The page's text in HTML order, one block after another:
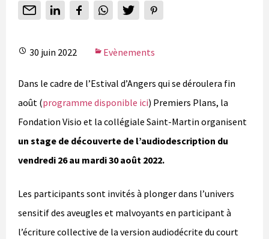
30 juin 2022 Evènements
Dans le cadre de l’Estival d’Angers qui se déroulera fin
août (programme disponible ici) Premiers Plans, la
Fondation Visio et la collégiale Saint-Martin organisent
un stage de découverte de l’audiodescription du
vendredi 26 au mardi 30 août 2022.
Les participants sont invités à plonger dans l’univers
sensitif des aveugles et malvoyants en participant à
l’écriture collective de la version audiodécrite du court